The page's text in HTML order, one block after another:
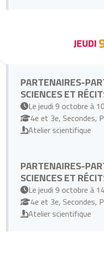
JEUDI
PARTENAIRES-
SCIENCES ET
Le jeudi 9 octobre à
4e et 3e, Secondes,
Atelier scientifique
PARTENAIRES-
SCIENCES ET
Le jeudi 9 octobre à
4e et 3e, Secondes,
Atelier scientifique